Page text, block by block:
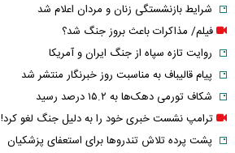
شرایط بازنشستگی زنان و مردان اعلام شد
فیلم/ مذاکرات باعث بروز جنگ شد؟
روایت تازه سپاه از جنگ ایران و آمریکا
پیام قالیباف به مناسبت روز خبرنگار منتشر شد
شکاف تورمی دهک‌ها به ۱۵.۲ درصد رسید
ترامپ نشست خبری خود را به دلیل جنگ لغو کرد!
پشت پرده تلاش تندروها برای استعفای پزشکیان